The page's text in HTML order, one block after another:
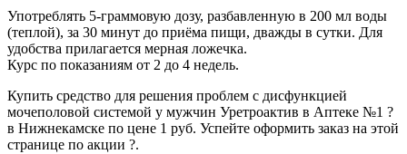
Употреблять 5-граммовую дозу, разбавленную в 200 мл воды
(теплой), за 30 минут до приёма пищи, дважды в сутки. Для
удобства прилагается мерная ложечка.
Курс по показаниям от 2 до 4 недель.
Купить средство для решения проблем с дисфункцией
мочеполовой системой у мужчин Уретроактив в Аптеке №1 ?
в Нижнекамске по цене 1 руб. Успейте оформить заказ на этой
странице по акции ?.